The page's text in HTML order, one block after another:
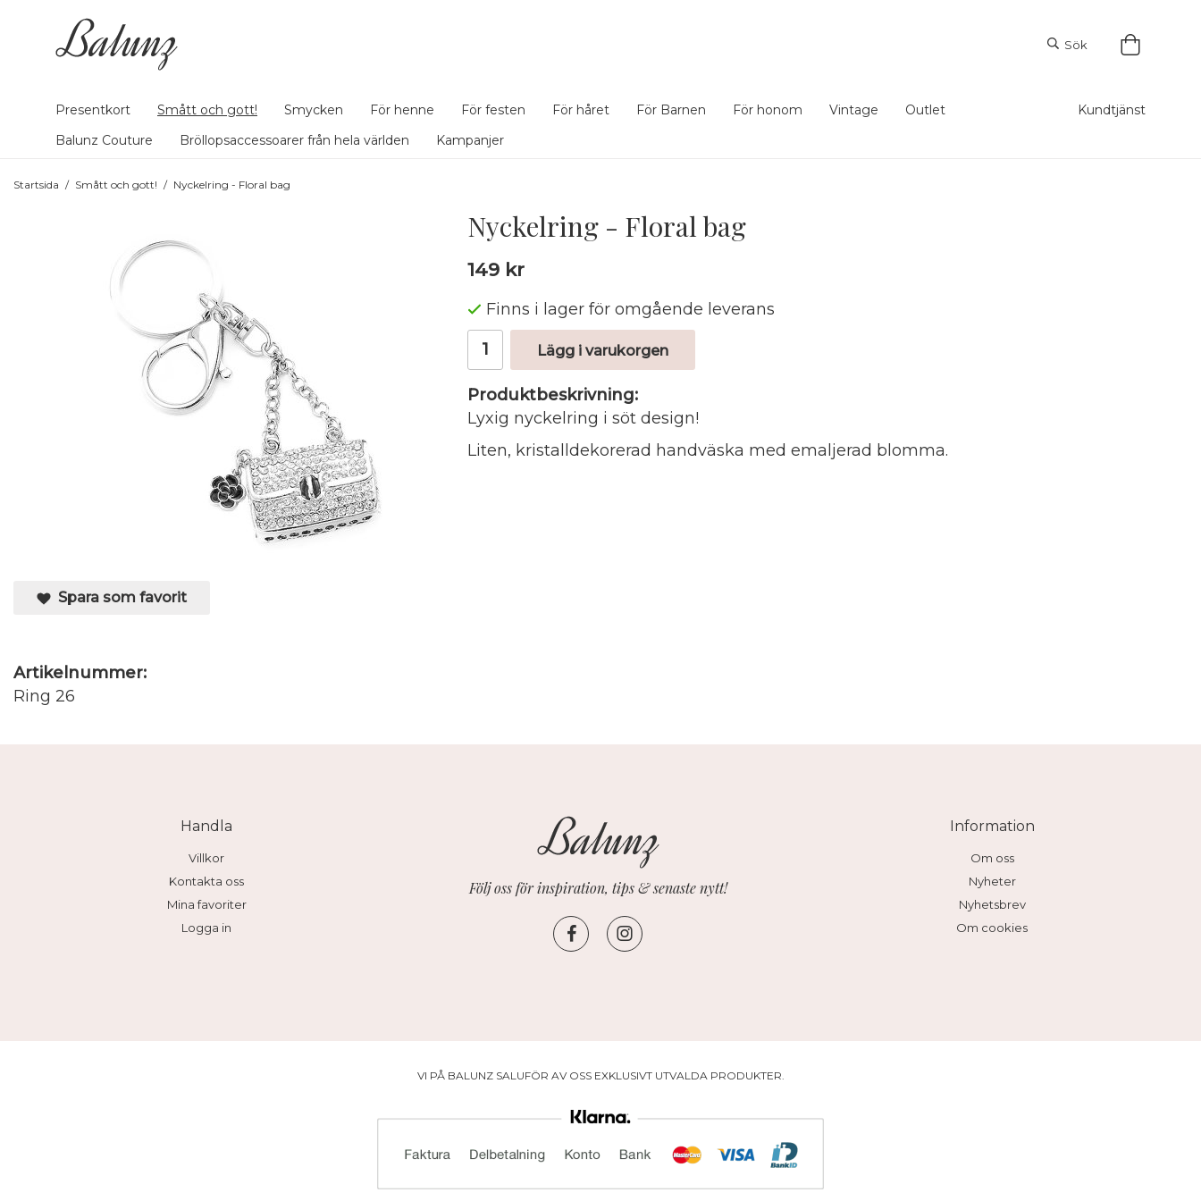
Sök
Presentkort Smått och gott! Smycken För henne För festen För håret För Barnen För honom Vintage
Outlet
Balunz Couture
Bröllopsaccessoarer från hela världen Kampanjer
Kundtjänst
Startsida / Smått och gott! / Nyckelring - Floral bag
Nyckelring - Floral bag
149 kr
Finns i lager för omgående leverans
Lägg i varukorgen
Produktbeskrivning:
Lyxig nyckelring i söt design!
Liten, kristalldekorerad handväska med emaljerad blomma.
Spara som favorit
Artikelnummer:
Ring 26
Handla
Villkor
Kontakta oss
Mina favoriter
Logga in
Följ oss för inspiration, tips & senaste nytt!
Information
Om oss
Nyheter
Nyhetsbrev
Om cookies
VI PÅ BALUNZ SALUFÖR AV OSS EXKLUSIVT UTVALDA PRODUKTER.